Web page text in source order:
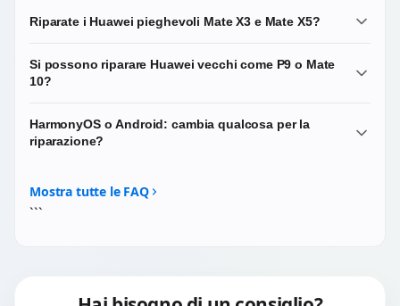
Riparate i Huawei pieghevoli Mate X3 e Mate X5?
sostituzione del display interno flessibile, sostituzione del
sempre una verifica preliminare di disponibilità del
ricambio specifico.
Si possono riparare Huawei vecchi come P9 o Mate
10?
più datati hanno meno disponibilità sul mercato. Scrivici
il modello esatto e ti diciamo subito se possiamo
HarmonyOS o Android: cambia qualcosa per la
riparazione?
fotocamere) sono identiche indipendentemente dal
sistema operativo. HarmonyOS o EMUI non influenzano in
Mostra tutte le FAQ
```